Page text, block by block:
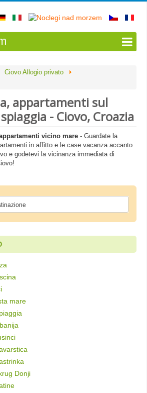
Ciovo Allogio privato
appartamenti sul
- Ciovo, Croazia
vicino mare - Guardate la
in affitto e le case vacanza accanto
e godetevi la vicinanza immediata di
mare
Donji